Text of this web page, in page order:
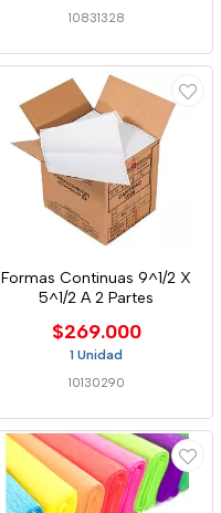
10831328
Formas Continuas 9^1/2 X
5^1/2 A 2 Partes
$269.000
1 Unidad
10130290